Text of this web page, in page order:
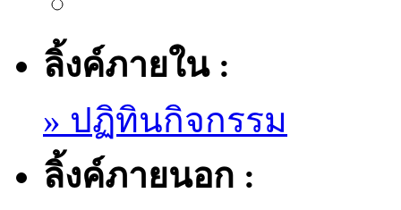
ลิ้งค์ภายใน :
» ปฏิทินกิจกรรม
ลิ้งค์ภายนอก :